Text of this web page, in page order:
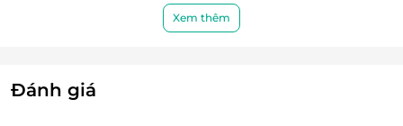
Xem thêm
Đánh giá